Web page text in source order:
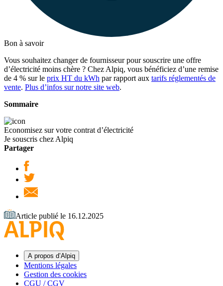
Bon à savoir
Vous souhaitez changer de fournisseur pour souscrire une offre
d’électricité moins chère ? Chez Alpiq, vous bénéficiez d’une remise
de 4 % sur le prix HT du kWh par rapport aux tarifs réglementés de
vente. Plus d’infos sur notre site web.
Sommaire
Economisez sur votre contrat d’électricité
Je souscris chez Alpiq
Partager
Article publié le 16.12.2025
A propos d’Alpiq
Mentions légales
Gestion des cookies
CGU / CGV